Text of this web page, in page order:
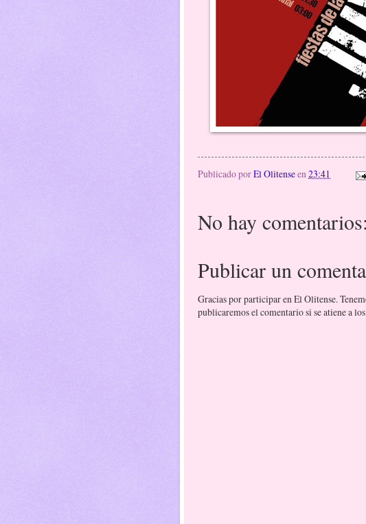
Publicado porEl Olitenseen23:41
No hay comentarios:
Publicar un
Gracias por participar en El Olitense.
publicaremos el comentario si se atiene a